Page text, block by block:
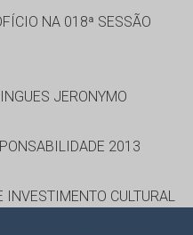
NA 018ª SESSÃO
JERONYMO
2013
INVESTIMENTO CULTURAL